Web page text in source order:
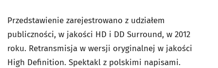
Przedstawienie zarejestrowano z udziałem
publiczności, w jakości HD i DD Surround, w 2012
roku. Retransmisja w wersji oryginalnej w jakości
High Definition. Spektakl z polskimi napisami.